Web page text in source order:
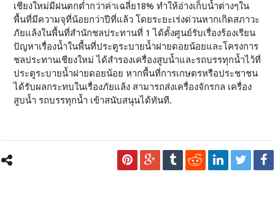
เชียงใหม่มีฝนตกต่ำกว่าค่าเฉลี่ย18% ทำให้อ่างเก็บน้ำต่างๆใน
พื้นที่มีความจุที่น้อยกว่าปีที่แล้ว โดยระยะเร่งด่วนหากเกิดสภาวะ
ภัยแล้งในพื้นที่สำนักชลประทานที่ 1 ได้ตั้งศูนย์รับเรื่องร้องเรียน
ปัญหาเรื่องน้ำในพื้นที่ประตูระบายน้ำฝายดอยน้อยและโครงการ
ชลประทานเชียงใหม่ ได้สำรองเครื่องสูบน้ำและรถบรรทุกน้ำไว้ที่
ประตูระบายน้ำฝายดอยน้อย หากพื้นที่การเกษตรหรือประชาชน
ได้รับผลกระทบในเรื่องภัยแล้ง สามารถส่งเครื่องจักรกล เครื่อง
สูบน้ำ รถบรรทุกน้ำ เข้าสนับสนุนได้ทันที.